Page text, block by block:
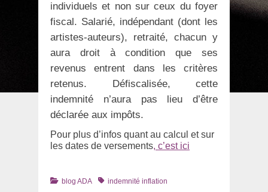
individuels et non sur ceux du foyer
fiscal. Salarié, indépendant (dont les
artistes-auteurs), retraité, chacun y
aura droit à condition que ses
revenus entrent dans les critères
retenus. Défiscalisée, cette
indemnité n’aura pas lieu d’être
déclarée aux impôts.
Pour plus d’infos quant au calcul et sur
les dates de versements, c’est ici
Catégories
blog ADA Tagsindemnité inflation